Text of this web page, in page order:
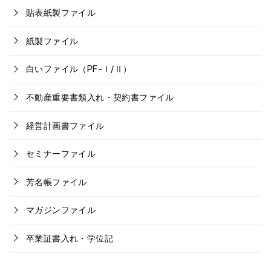
貼表紙製ファイル
紙製ファイル
白いファイル（PF-Ⅰ/Ⅱ）
不動産重要書類入れ・契約書ファイル
経営計画書ファイル
セミナーファイル
芳名帳ファイル
マガジンファイル
卒業証書入れ・学位記